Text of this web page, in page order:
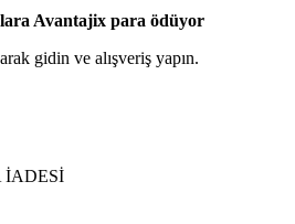
Avantajix para ödüyor
gidin ve alışveriş yapın.
İADESİ